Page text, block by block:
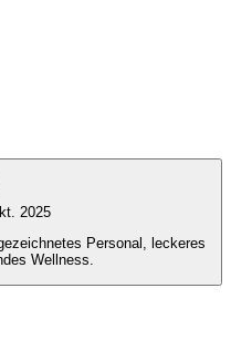
2025
Personal, leckeres
Wellness.